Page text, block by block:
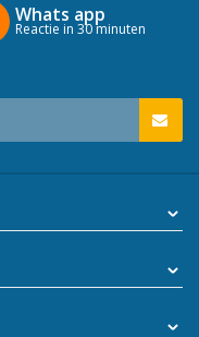
Whats app
Reactie in 30 minuten